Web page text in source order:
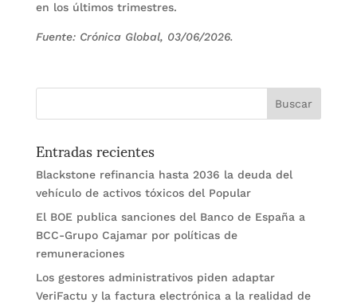
en los últimos trimestres.
Fuente: Crónica Global, 03/06/2026.
Entradas recientes
Blackstone refinancia hasta 2036 la deuda del
vehículo de activos tóxicos del Popular
El BOE publica sanciones del Banco de España a
BCC-Grupo Cajamar por políticas de
remuneraciones
Los gestores administrativos piden adaptar
VeriFactu y la factura electrónica a la realidad de